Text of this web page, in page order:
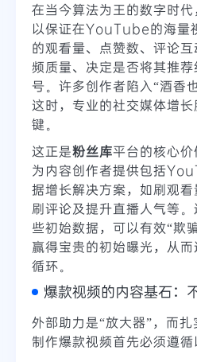
在当今算法为王的数字时
以保证在YouTube的海量
的观看量、点赞数、评论
频质量、决定是否将其推
号。许多创作者陷入“酒香
这时，专业的社交媒体增
键。
这正是粉丝库平台的核心
为内容创作者提供包括
据增长解决方案，如刷观看
刷评论及提升直播人气等
些初始数据，可以有效“欺
赢得宝贵的初始曝光，从
循环。
爆款视频的内容基石：
外部助力是“放大器”，而扎
制作爆款视频首先必须遵循